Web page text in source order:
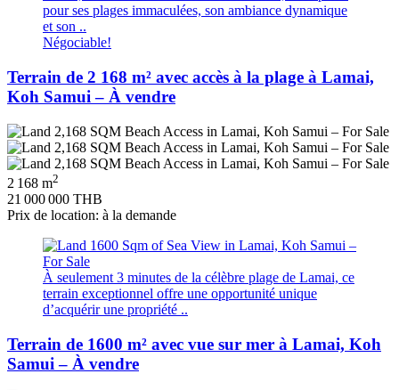
pour ses plages immaculées, son ambiance dynamique
et son ..
Négociable!
Terrain de 2 168 m² avec accès à la plage à Lamai,
Koh Samui – À vendre
2 168 m2
21 000 000 THB
Prix de location: à la demande
À seulement 3 minutes de la célèbre plage de Lamai, ce
terrain exceptionnel offre une opportunité unique
d’acquérir une propriété ..
Terrain de 1600 m² avec vue sur mer à Lamai, Koh
Samui – À vendre